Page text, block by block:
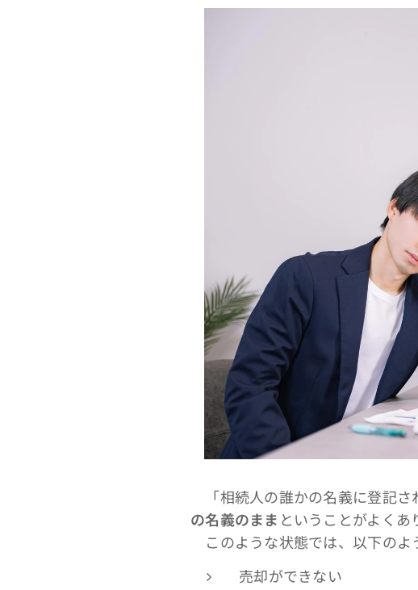
「相続人の誰かの名義に登記さ
の名義のまま ということがよくあ
このような状態では、以下のよ
売却ができない